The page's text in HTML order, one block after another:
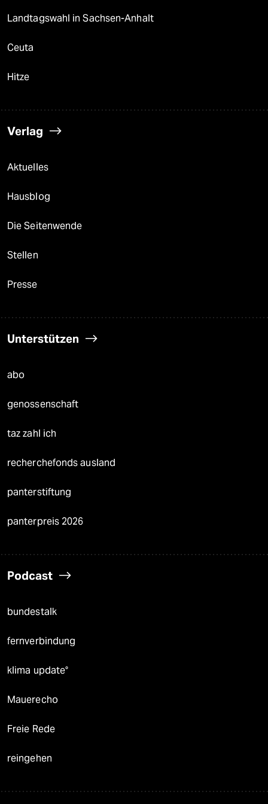
Landtagswahl in Sachsen-Anhalt
Ceuta
Hitze
Verlag
Aktuelles
Hausblog
Die Seitenwende
Stellen
Presse
Unterstützen
abo
genossenschaft
taz zahl ich
recherchefonds ausland
panterstiftung
panterpreis 2026
Podcast
bundestalk
fernverbindung
klima update°
Mauerecho
Freie Rede
reingehen